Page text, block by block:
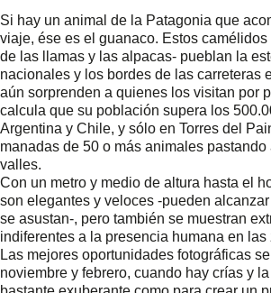
Si hay un animal de la Patagonia que
viaje, ése es el guanaco. Estos
de las llamas y las alpacas- pueblan la
nacionales y los bordes de las carreteras
aún sorprenden a quienes los visitan por
calcula que su población supera los
Argentina y Chile, y sólo en Torres del
manadas de 50 o más animales
valles.
Con un metro y medio de altura hasta el
son elegantes y veloces -pueden
se asustan-, pero también se muestran
indiferentes a la presencia humana en las
Las mejores oportunidades fotográficas
noviembre y febrero, cuando hay crías y